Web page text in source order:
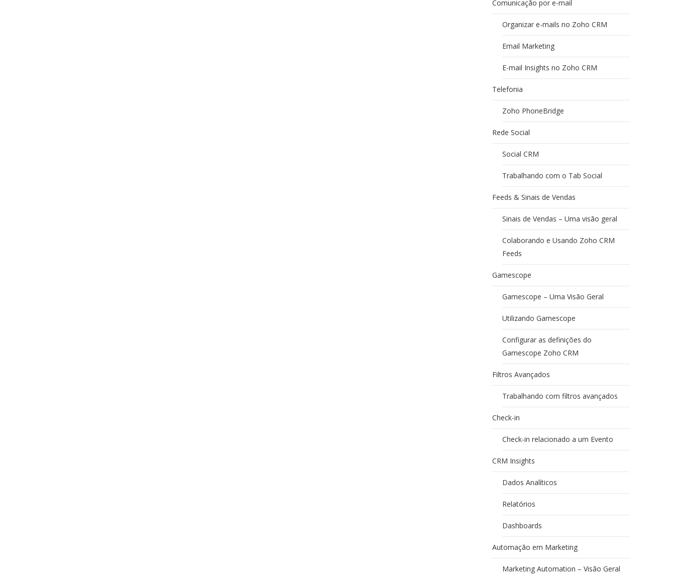
Comunicação por e-mail
Organizar e-mails no Zoho CRM
Email Marketing
E-mail Insights no Zoho CRM
Telefonia
Zoho PhoneBridge
Rede Social
Social CRM
Trabalhando com o Tab Social
Feeds & Sinais de Vendas
Sinais de Vendas – Uma visão geral
Colaborando e Usando Zoho CRM
Feeds
Gamescope
Gamescope – Uma Visão Geral
Utilizando Gamescope
Configurar as definições do
Gamescope Zoho CRM
Filtros Avançados
Trabalhando com filtros avançados
Check-in
Check-in relacionado a um Evento
CRM Insights
Dados Analíticos
Relatórios
Dashboards
Automação em Marketing
Marketing Automation – Visão Geral